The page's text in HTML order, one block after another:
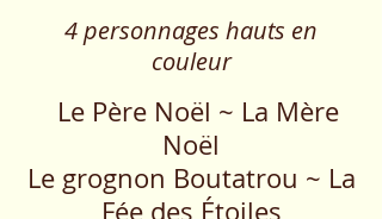
4 personnages hauts en
couleur
Le Père Noël ~ La Mère
Noël
Le grognon Boutatrou ~ La
Fée des Étoiles